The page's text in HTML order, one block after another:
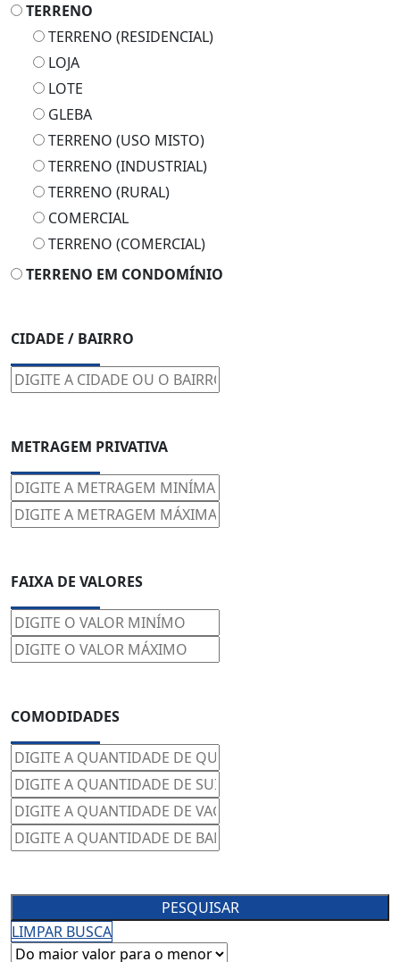
TERRENO
TERRENO (RESIDENCIAL)
LOJA
LOTE
GLEBA
TERRENO (USO MISTO)
TERRENO (INDUSTRIAL)
TERRENO (RURAL)
COMERCIAL
TERRENO (COMERCIAL)
TERRENO EM CONDOMÍNIO
CIDADE / BAIRRO
METRAGEM PRIVATIVA
FAIXA DE VALORES
COMODIDADES
PESQUISAR
LIMPAR BUSCA